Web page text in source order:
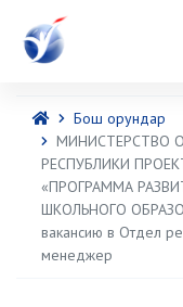
Бош орундар
МИНИСТЕРСТВО
РЕСПУБЛИКИ
«ПРОГРАММА
ШКОЛЬНОГО
вакансию в Отдел
менеджер